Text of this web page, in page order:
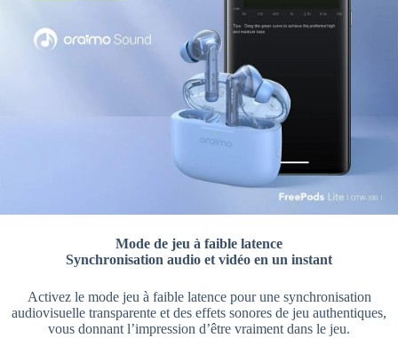
Mode de jeu à faible latence
Synchronisation audio et vidéo en un instant
Activez le mode jeu à faible latence pour une synchronisation
audiovisuelle transparente et des effets sonores de jeu authentiques,
vous donnant l’impression d’être vraiment dans le jeu.